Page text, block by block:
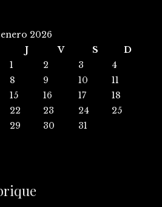
enero 2026
J V S
D
1
2 3
4
8 9 10
11
15 16 17
18
22 23 24
25
29 30 31